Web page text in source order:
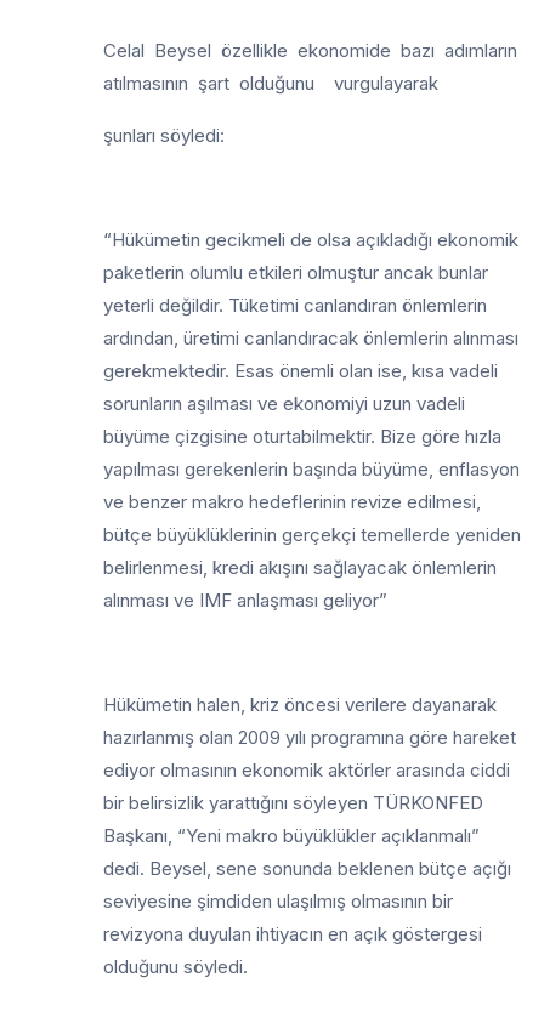
Celal Beysel özellikle ekonomide bazı adımların
atılmasının şart olduğunu vurgulayarak
şunları söyledi:
“Hükümetin gecikmeli de olsa açıkladığı ekonomik
paketlerin olumlu etkileri olmuştur ancak bunlar
yeterli değildir. Tüketimi canlandıran önlemlerin
ardından, üretimi canlandıracak önlemlerin alınması
gerekmektedir. Esas önemli olan ise, kısa vadeli
sorunların aşılması ve ekonomiyi uzun vadeli
büyüme çizgisine oturtabilmektir. Bize göre hızla
yapılması gerekenlerin başında büyüme, enflasyon
ve benzer makro hedeflerinin revize edilmesi,
bütçe büyüklüklerinin gerçekçi temellerde yeniden
belirlenmesi, kredi akışını sağlayacak önlemlerin
alınması ve IMF anlaşması geliyor”
Hükümetin halen, kriz öncesi verilere dayanarak
hazırlanmış olan 2009 yılı programına göre hareket
ediyor olmasının ekonomik aktörler arasında ciddi
bir belirsizlik yarattığını söyleyen TÜRKONFED
Başkanı, “Yeni makro büyüklükler açıklanmalı”
dedi. Beysel, sene sonunda beklenen bütçe açığı
seviyesine şimdiden ulaşılmış olmasının bir
revizyona duyulan ihtiyacın en açık göstergesi
olduğunu söyledi.